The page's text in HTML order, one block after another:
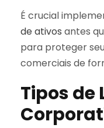
É crucial
de ativos antes
para proteger
comerciais de
Tipos de